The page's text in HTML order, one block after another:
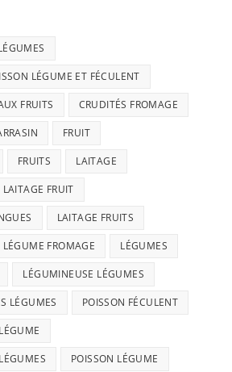
LÉGUME ET FÉCULENT
FRUITS CRUDITÉS FROMAGE
FRUIT
FRUITS LAITAGE
LAITAGE FRUIT
LAITAGE FRUITS
LÉGUME FROMAGE LÉGUMES
LÉGUMINEUSE LÉGUMES
LÉGUMES POISSON FÉCULENT
POISSON LÉGUME